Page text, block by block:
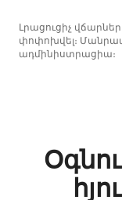
Լրացուցիչ
փոփոխվել։
ադմինիստրացիա։